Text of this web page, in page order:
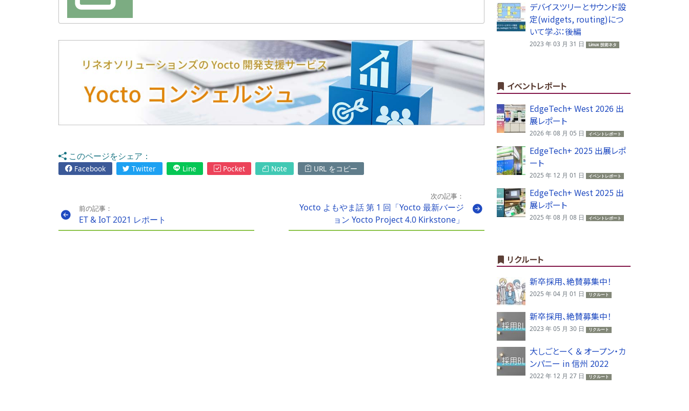
このページをシェア：
Facebook Twitter Line Pocket Note URL をコピー
前の記事：
ET & IoT 2021 レポート
次の記事：
Yocto よもやま話 第 1 回「Yocto 最新バージ
ョン Yocto Project 4.0 Kirkstone」
デバイスツリーとサウンド設
定(widgets, routing)につ
いて学ぶ：後編
2023 年 03 月 31 日 Linux 技術ネタ
イベントレポート
EdgeTech+ West 2026 出
展レポート
2026 年 08 月 05 日 イベントレポート
EdgeTech+ 2025 出展レポ
ート
2025 年 12 月 01 日 イベントレポート
EdgeTech+ West 2025 出
展レポート
2025 年 08 月 08 日 イベントレポート
リクルート
新卒採用、絶賛募集中！
2025 年 04 月 01 日 リクルート
新卒採用、絶賛募集中！
2023 年 05 月 30 日 リクルート
大しごとーく ＆ オープン・カ
ンパニー in 信州 2022
2022 年 12 月 27 日 リクルート